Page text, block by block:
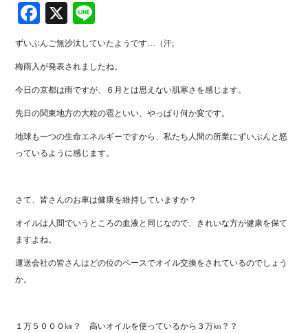
Fa
ce
bo
ok
X
ne
ずいぶんご無沙汰していたようです…（汗;
梅雨入が発表されましたね。
今日の京都は雨ですが、６月とは思えない肌寒さを感じます。
先日の関東地方の大粒の雹といい、やっぱり何か変です。
地球も一つの生命エネルギーですから、私たち人間の所業にずいぶんと怒
っているように感じます。
さて、皆さんのお車は健康を維持していますか？
オイルは人間でいうところの血液と同じなので、きれいな方が健康を保て
ますよね。
運送会社の皆さんはどの位のペースでオイル交換をされているのでしょう
か。
１万５０００㎞？ 高いオイルを使っているから３万㎞？？